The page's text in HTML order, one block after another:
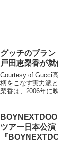
グッチのブラ
戸田恵梨香が就
Courtesy of Gucci
柄をこなす実力派
梨香は、2006年に
「SPEC～警視庁
ツアー日本公演
『